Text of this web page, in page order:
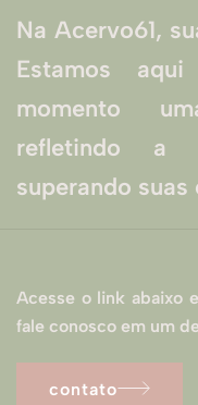
Na Acervo61,
Estamos
momento
refletindo a
superando
Acesse o link abaixo
fale conosco em um
contato